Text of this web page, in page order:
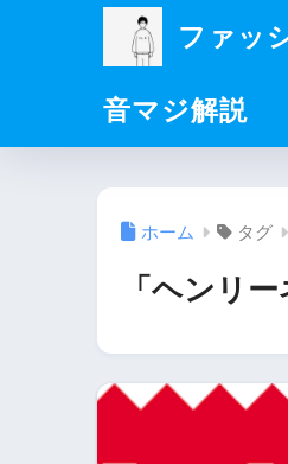
ファッ
音マジ解説
ホーム タグ
「ヘンリ